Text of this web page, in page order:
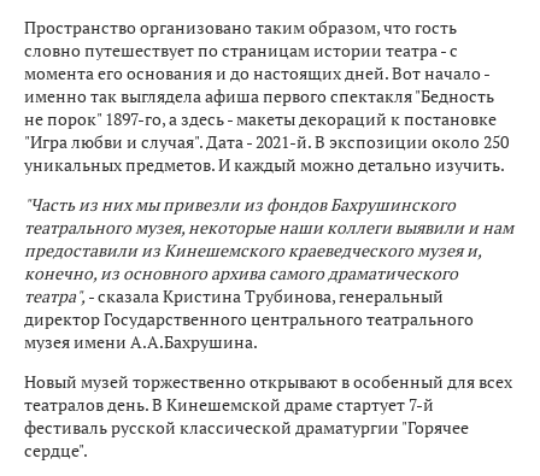
Пространство организовано таким образом, что гость
словно путешествует по страницам истории театра - с
момента его основания и до настоящих дней. Вот начало -
именно так выглядела афиша первого спектакля "Бедность
не порок" 1897-го, а здесь - макеты декораций к постановке
"Игра любви и случая". Дата - 2021-й. В экспозиции около 250
уникальных предметов. И каждый можно детально изучить.
"Часть из них мы привезли из фондов Бахрушинского
театрального музея, некоторые наши коллеги выявили и нам
предоставили из Кинешемского краеведческого музея и,
конечно, из основного архива самого драматического
театра", - сказала Кристина Трубинова, генеральный
директор Государственного центрального театрального
музея имени А.А.Бахрушина.
Новый музей торжественно открывают в особенный для всех
театралов день. В Кинешемской драме стартует 7-й
фестиваль русской классической драматургии "Горячее
сердце".